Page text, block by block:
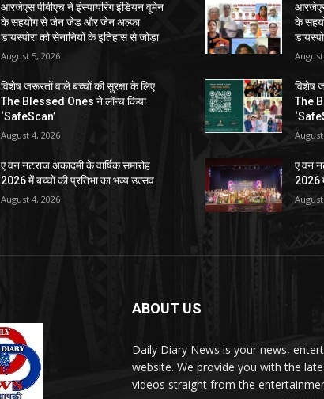
आरजेएस पीबीएच ने इंस्पायरिंग इंडियन वूमेन
के सहयोग से जेन जेड और जेन अल्फा
डायस्पोरा को सेनानियों के इतिहास से जोड़ा
August 5, 2026
विशेष जरूरतों वाले बच्चों की सुरक्षा के लिए
The Blessed Ones ने लॉन्च किया
‘SafeScan’
August 4, 2026
ए वन नटराज अकादमी के वार्षिक समारोह
2026 में बच्चों की प्रतिभा का भव्य उत्सव
August 4, 2026
आरजेएस
के
विशेष
The
ए वन
2026
ABOUT US
Daily Diary News is your news,
website. We provide you with the
videos straight from the